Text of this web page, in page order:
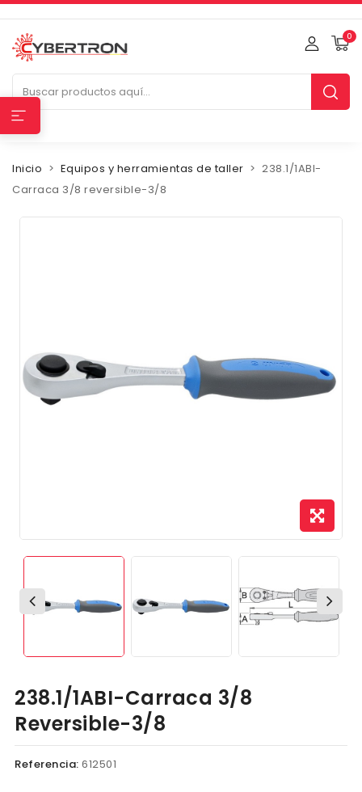
0
Inicio Equipos y herramientas de taller
238.1/1ABI-
Carraca 3/8 reversible-3/8
238.1/1ABI-Carraca 3/8
Reversible-3/8
Referencia: 612501